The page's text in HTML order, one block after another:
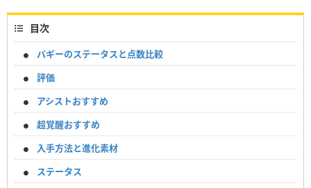
目次
バギーのステータスと点数比較
評価
アシストおすすめ
超覚醒おすすめ
入手方法と進化素材
ステータス